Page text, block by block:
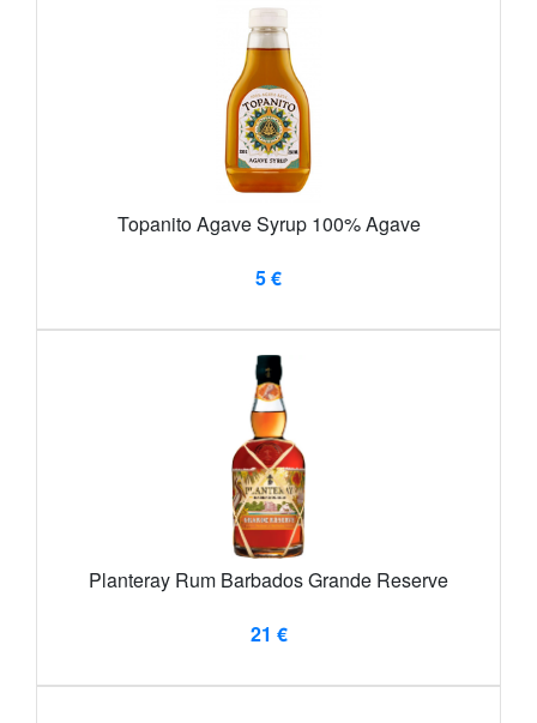
Topanito Agave Syrup 100% Agave
5 €
Planteray Rum Barbados Grande Reserve
21 €